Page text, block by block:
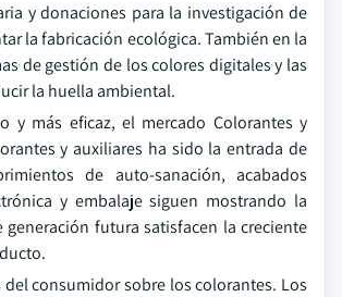
y donaciones para la investigación de
la fabricación ecológica. También en la
de gestión de los colores digitales y las
la huella ambiental.
y más eficaz, el mercado Colorantes y
y auxiliares ha sido la entrada de
de auto-sanación, acabados
y embalaje siguen mostrando la
futura satisfacen la creciente
consumidor sobre los colorantes. Los